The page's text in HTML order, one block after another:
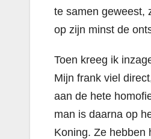
te samen geweest,
op zijn minst de
Toen kreeg ik
Mijn frank viel
aan de hete
man is daarna op
Koning. Ze hebben